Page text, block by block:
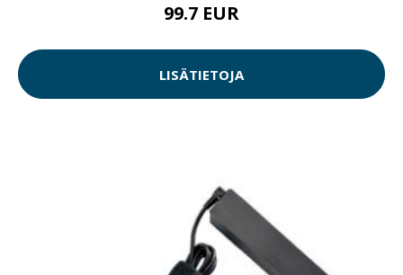
99.7 EUR
LISÄTIETOJA